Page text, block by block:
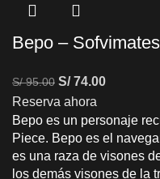
Bepo –
S/95.00 S/74.00
Reserva ahora
Bepo es un personaje
Piece. Bepo es el
es una raza de visones
los demás visones de la